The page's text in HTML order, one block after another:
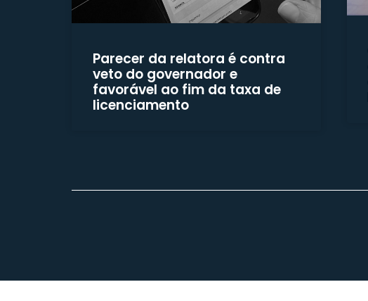
Parecer da relatora é contra
veto do governador e
favorável ao fim da taxa de
licenciamento